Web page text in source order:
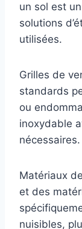
un sol est
solutions
utilisées.
Grilles de
standards
ou
inoxydable
nécessaires.
Matériaux
et des
nuisibles,